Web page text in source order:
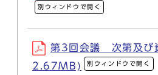
別ウィンドウで開く
第3回会議 次第及び
2.67MB)
別ウィンドウで開く